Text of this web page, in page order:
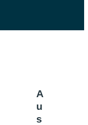
A
u
s